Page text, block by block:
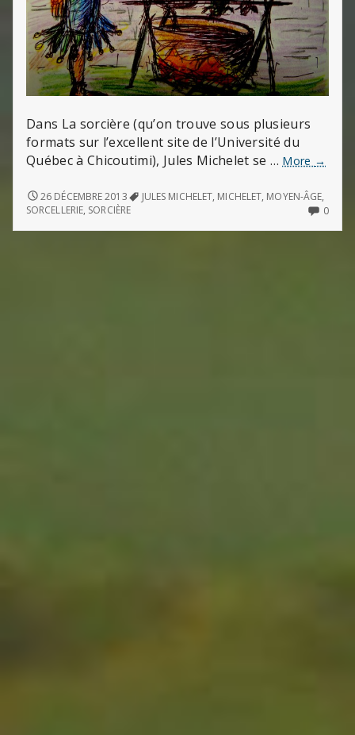
Dans La sorcière (qu’on trouve sous plusieurs
formats sur l’excellent site de l’Université du
Québec à Chicoutimi), Jules Michelet se … More La
(de
→
LA
SORCIÈRE
MICHELET)
26 DÉCEMBRE 2013 JULES MICHELET, MICHELET, MOYEN-ÂGE,
SORCELLERIE, SORCIÈRE 0NO